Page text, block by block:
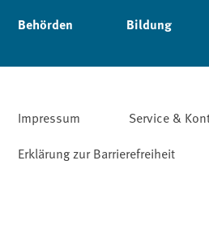
Behörden Bildung
Impressum Service &
Erklärung zur Barrierefreiheit